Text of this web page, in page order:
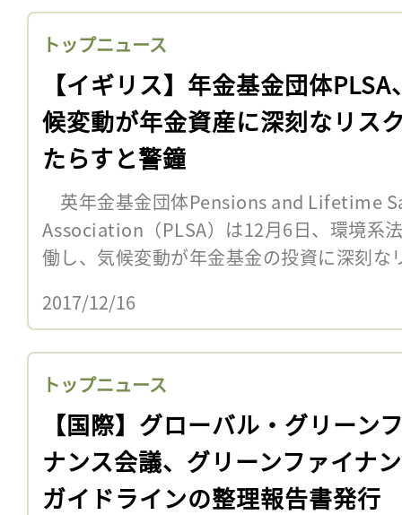
トップニュース
【イギリス】年金基金団体PLSA
候変動が年金資産に深刻なリス
たらすと警鐘
英年金基金団体Pensions and Lifetime
Association（PLSA）は12月6日、環境系
働し、気候変動が年金基金の投資に深刻
2017/12/16
トップニュース
【国際】グローバル・グリーン
ナンス会議、グリーンファイナ
ガイドラインの整理報告書発行